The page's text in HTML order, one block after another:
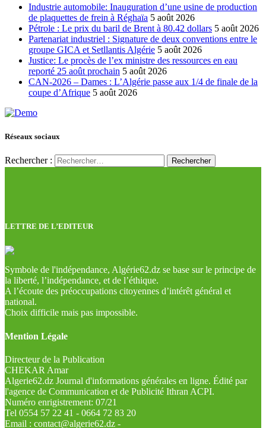
Industrie automobile: Inauguration d’une usine de production
de plaquettes de frein à Réghaïa 5 août 2026
Pétrole : Le prix du baril de Brent à 80.42 dollars 5 août 2026
Partenariat industriel : Signature de deux conventions entre le
groupe GICA et Setllantis Algérie 5 août 2026
Justice: Le procès de l’ex ministre des ressources en eau
reporté 25 août prochain 5 août 2026
CAN-2026 – Dames : L’Algérie passe aux 1/4 de finale de la
coupe d’Afrique 5 août 2026
Réseaux sociaux
Rechercher :
LETTRE DE L’EDITEUR
Symbole de l'indépendance, Algérie62.dz se base sur le principe de
la liberté, l’indépendance, et de l’éthique.
A l’écoute des préoccupations citoyennes d’intérêt général et
national.
Choix difficile mais pas impossible.
Mention Légale
Directeur de la Publication
CHEKAR Amar
Algerie62.dz Journal d'informations générales en ligne. Édité par
l'agence de Communication et de Publicité Ithran ACPI.
Numéro enrigistrement: 07/21
Tel 0554 57 22 41 - 0664 72 83 20
Email : contact@algerie62.dz -